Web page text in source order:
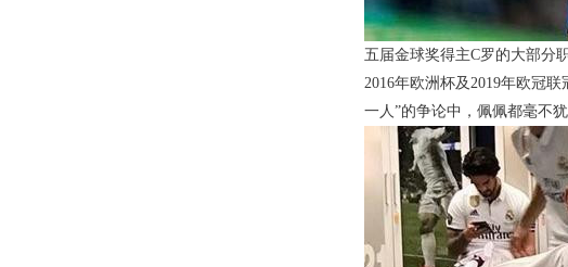
五届金球奖得主C罗的大部分
2016年欧洲杯及2019年欧冠
一人”的争论中，佩佩都毫不